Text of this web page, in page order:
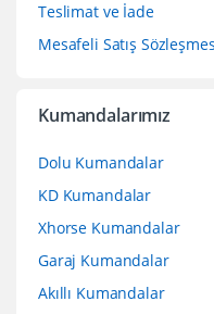
Teslimat ve İade
Mesafeli Satış
Kumandalarımız
Dolu Kumandalar
KD Kumandalar
Xhorse Kumandalar
Garaj Kumandalar
Akıllı Kumandalar